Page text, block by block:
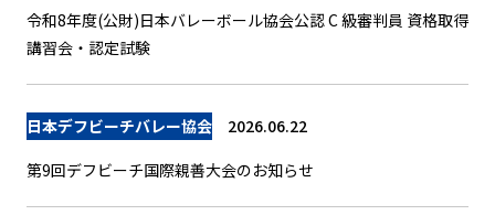
令和8年度(公財)日本バレーボール協会公認 C 級審判員 資格取得
講習会・認定試験
日本デフビーチバレー協会 2026.06.22
第9回デフビーチ国際親善大会のお知らせ